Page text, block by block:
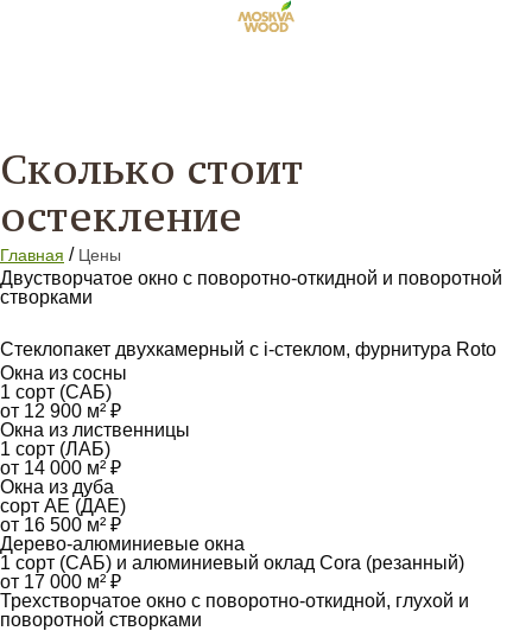
Сколько стоит
остекление
Главная /Цены
Двустворчатое окно с поворотно-откидной и поворотной
створками
Стеклопакет двухкамерный с i-стеклом, фурнитура Roto
Окна из сосны
1 сорт (САБ)
от 12 900 м² ₽
Окна из лиственницы
1 сорт (ЛАБ)
от 14 000 м² ₽
Окна из дуба
сорт АЕ (ДАЕ)
от 16 500 м² ₽
Дерево-алюминиевые окна
1 сорт (САБ) и алюминиевый оклад Cora (резанный)
от 17 000 м² ₽
Трехстворчатое окно с поворотно-откидной, глухой и
поворотной створками